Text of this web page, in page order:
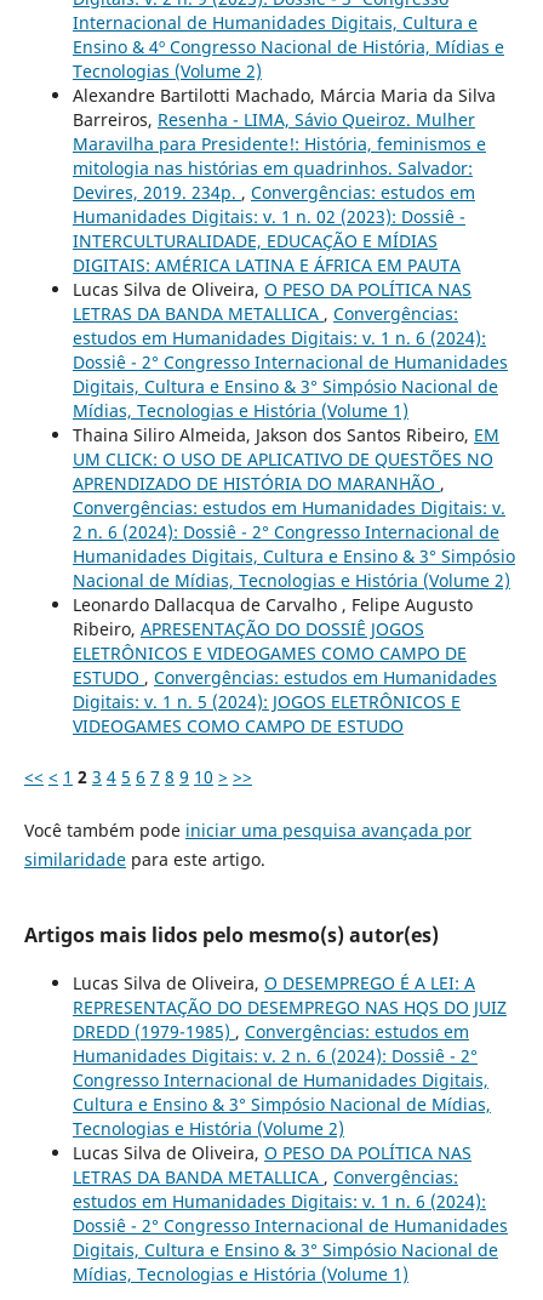
Internacional de Humanidades Digitais, Cultura e
Ensino & 4º Congresso Nacional de História, Mídias e
Tecnologias (Volume 2)
Alexandre Bartilotti Machado, Márcia Maria da Silva
Barreiros, Resenha - LIMA, Sávio Queiroz. Mulher
Maravilha para Presidente!: História, feminismos e
mitologia nas histórias em quadrinhos. Salvador:
Devires, 2019. 234p. , Convergências: estudos em
Humanidades Digitais: v. 1 n. 02 (2023): Dossiê -
INTERCULTURALIDADE, EDUCAÇÃO E MÍDIAS
DIGITAIS: AMÉRICA LATINA E ÁFRICA EM PAUTA
Lucas Silva de Oliveira, O PESO DA POLÍTICA NAS
LETRAS DA BANDA METALLICA , Convergências:
estudos em Humanidades Digitais: v. 1 n. 6 (2024):
Dossiê - 2° Congresso Internacional de Humanidades
Digitais, Cultura e Ensino & 3° Simpósio Nacional de
Mídias, Tecnologias e História (Volume 1)
Thaina Siliro Almeida, Jakson dos Santos Ribeiro, EM
UM CLICK: O USO DE APLICATIVO DE QUESTÕES NO
APRENDIZADO DE HISTÓRIA DO MARANHÃO ,
Convergências: estudos em Humanidades Digitais: v.
2 n. 6 (2024): Dossiê - 2° Congresso Internacional de
Humanidades Digitais, Cultura e Ensino & 3° Simpósio
Nacional de Mídias, Tecnologias e História (Volume 2)
Leonardo Dallacqua de Carvalho , Felipe Augusto
Ribeiro, APRESENTAÇÃO DO DOSSIÊ JOGOS
ELETRÔNICOS E VIDEOGAMES COMO CAMPO DE
ESTUDO , Convergências: estudos em Humanidades
Digitais: v. 1 n. 5 (2024): JOGOS ELETRÔNICOS E
VIDEOGAMES COMO CAMPO DE ESTUDO
<< < 1 2 3 4 5 6 7 8 9 10 > >>
Você também pode iniciar uma pesquisa avançada por
similaridadepara este artigo.
Artigos mais lidos pelo mesmo(s) autor(es)
Lucas Silva de Oliveira, O DESEMPREGO É A LEI: A
REPRESENTAÇÃO DO DESEMPREGO NAS HQS DO JUIZ
DREDD (1979-1985) , Convergências: estudos em
Humanidades Digitais: v. 2 n. 6 (2024): Dossiê - 2°
Congresso Internacional de Humanidades Digitais,
Cultura e Ensino & 3° Simpósio Nacional de Mídias,
Tecnologias e História (Volume 2)
Lucas Silva de Oliveira, O PESO DA POLÍTICA NAS
LETRAS DA BANDA METALLICA , Convergências:
estudos em Humanidades Digitais: v. 1 n. 6 (2024):
Dossiê - 2° Congresso Internacional de Humanidades
Digitais, Cultura e Ensino & 3° Simpósio Nacional de
Mídias, Tecnologias e História (Volume 1)